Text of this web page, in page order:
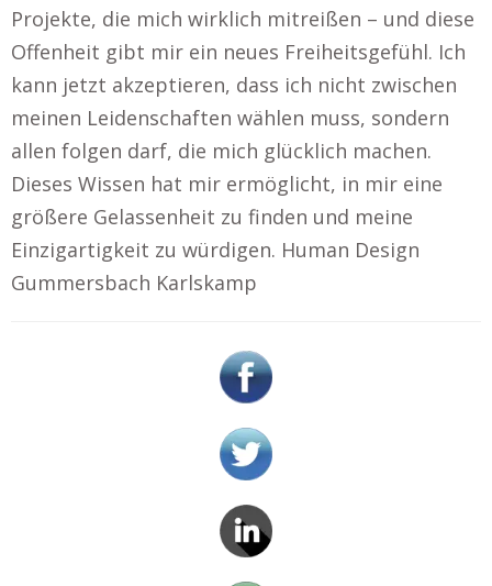
Projekte, die mich wirklich mitreißen – und diese
Offenheit gibt mir ein neues Freiheitsgefühl. Ich
kann jetzt akzeptieren, dass ich nicht zwischen
meinen Leidenschaften wählen muss, sondern
allen folgen darf, die mich glücklich machen.
Dieses Wissen hat mir ermöglicht, in mir eine
größere Gelassenheit zu finden und meine
Einzigartigkeit zu würdigen. Human Design
Gummersbach Karlskamp